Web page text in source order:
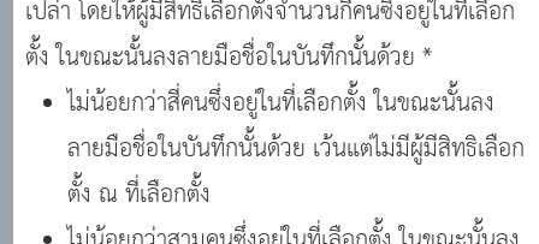
เปล่า โดยให้ผู้มีสิทธิเลือกตั้งจำนวนกี่คนซึ่งอยู่ในที่เลือก
ตั้ง ในขณะนั้นลงลายมือชื่อในบันทึกนั้นด้วย *
ไม่น้อยกว่าสี่คนซึ่งอยู่ในที่เลือกตั้ง ในขณะนั้นลง
ลายมือชื่อในบันทึกนั้นด้วย เว้นแต่ไม่มีผู้มีสิทธิเลือก
ตั้ง ณ ที่เลือกตั้ง